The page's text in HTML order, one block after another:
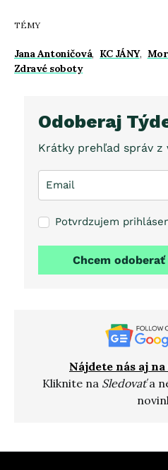
TÉMY
Jana Antoničová, KC JÁNY,
Zdravé soboty
Odoberaj
Krátky prehľad správ z
Potvrdzujem
Chcem odoberať
Nájdete nás aj
Kliknite na Sledovaťa